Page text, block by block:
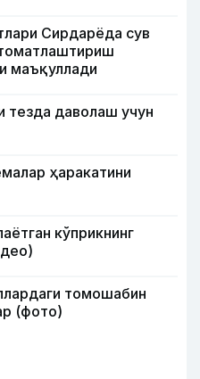
Сирдарёда сув
маъқуллади
тезда даволаш учун
ҳаракатини
кўприкнинг
томошабин
(фото)